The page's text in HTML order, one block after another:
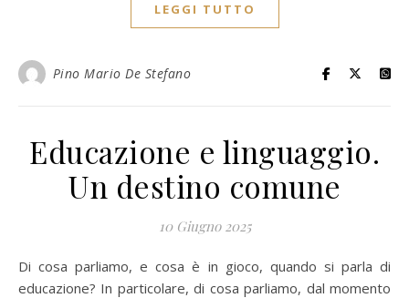
LEGGI TUTTO
Pino Mario De Stefano
Educazione e linguaggio.
Un destino comune
10 Giugno 2025
Di cosa parliamo, e cosa è in gioco, quando si parla di
educazione? In particolare, di cosa parliamo, dal momento